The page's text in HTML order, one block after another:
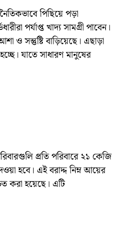
পিছিয়ে পড়া
পর্যাপ্ত খাদ্য সামগ্রী পাবেন।
ও সন্তুষ্টি বাড়িয়েছে। এছাড়া
যাতে সাধারণ মানুষের
প্রতি পরিবারে ২১ কেজি
হবে। এই বরাদ্দ নিম্ন আয়ের
করা হয়েছে। এটি